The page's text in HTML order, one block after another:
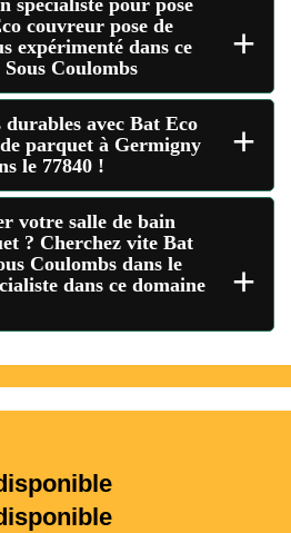
spécialiste pour pose
couvreur pose de
expérimenté dans ce
Coulombs
+
durables avec Bat Eco
parquet à Germigny
le 77840 !
+
votre salle de bain
? Cherchez vite Bat
Coulombs dans le
dans ce domaine
+